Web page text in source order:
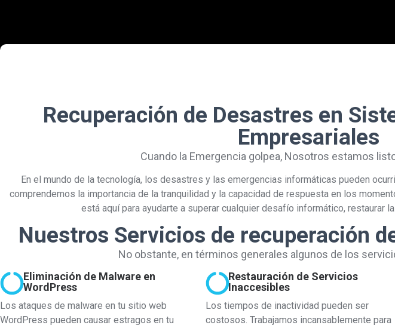
Recuperación de Desastres en
Empresariales
Cuando la Emergencia golpea, Nosotros estamos
En el mundo de la tecnología, los desastres y las emergencias informáticas pueden
comprendemos la importancia de la tranquilidad y la capacidad de respuesta en los
está aquí para ayudarte a superar cualquier desafío informático, restaurar
Nuestros Servicios de recuperación
No obstante, en términos generales algunos de los
Eliminación de Malware en
WordPress
Los ataques de malware en tu sitio web
WordPress pueden causar estragos en tu
Restauración de Servicios
Inaccesibles
Los tiempos de inactividad pueden ser
costosos. Trabajamos incansablemente para